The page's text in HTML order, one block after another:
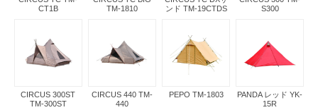
CT1B
TM-1810
ンド TM-19CTDS
S300
CIRCUS 300ST
TM-300ST
CIRCUS 440 TM-
440
PEPO TM-1803
PANDA レッド YK-
15R